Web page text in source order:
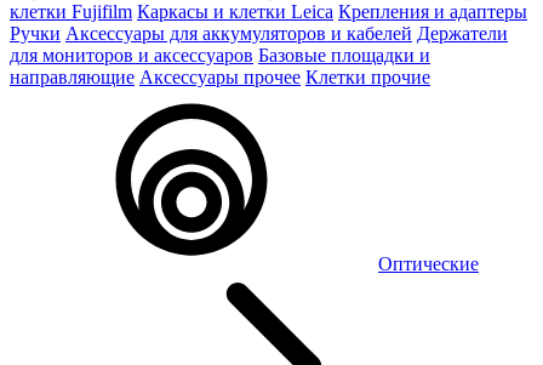
клетки Fujifilm Каркасы и клетки Leica Крепления и адаптеры
Ручки Аксессуары для аккумуляторов и кабелей Держатели
для мониторов и аксессуаров Базовые площадки и
направляющие Аксессуары прочее Клетки прочие
Оптические